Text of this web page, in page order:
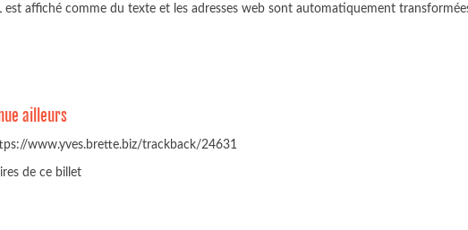
est affiché comme du texte et les adresses web sont automatiquement
ailleurs
www.yves.brette.biz/trackback/24631
de ce billet